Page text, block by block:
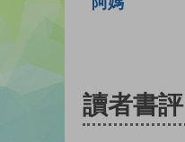
讀者書評